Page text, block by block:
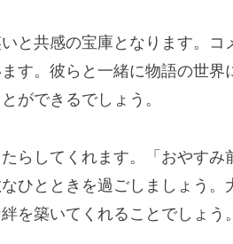
と共感の宝庫となります。コ
す。彼らと一緒に物語の世界
ができるでしょう。
らしてくれます。「おやすみ
ひとときを過ごしましょう。
を築いてくれることでしょう。